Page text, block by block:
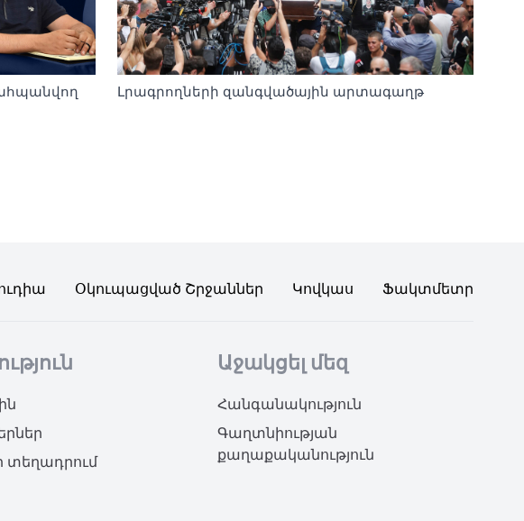
Լրագրողների զանգվածային արտագաղթ
Օկուպացված Շրջաններ Կովկաս Ֆակտմետր
տեղադրում
Աջակցել մեզ
Հանգանակություն
Գաղտնիության
քաղաքականություն